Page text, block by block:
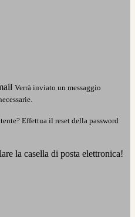
Verrà inviato un messaggio
Effettua il reset della password
la casella di posta elettronica!